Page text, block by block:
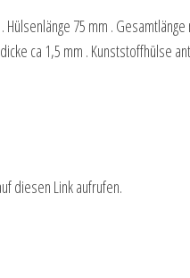
75 mm .
ca 1,5 mm . Kunststoffhülse
diesen Link aufrufen.